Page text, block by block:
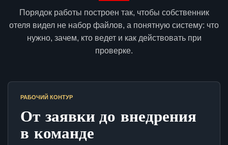
Порядок работы построен так, чтобы собственник
отеля видел не набор файлов, а понятную систему: что
нужно, зачем, кто ведет и как действовать при
проверке.
РАБОЧИЙ КОНТУР
От заявки до внедрения
в команде